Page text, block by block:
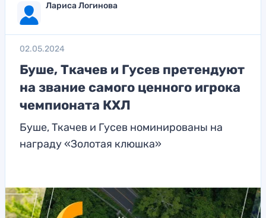
Лариса Логинова
02.05.2024
Буше, Ткачев и Гусев претендуют
на звание самого ценного игрока
чемпионата КХЛ
Буше, Ткачев и Гусев номинированы на
награду «Золотая клюшка»